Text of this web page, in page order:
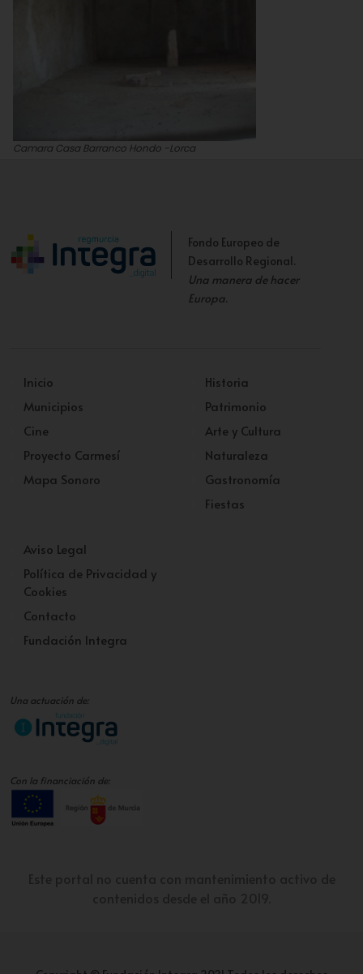
Camara Casa Barranco Hondo -Lorca
Fondo Europeo de
Desarrollo Regional.
Una manera de hacer
Europa.
Inicio
Municipios
Cine
Proyecto Carmesí
Mapa Sonoro
Historia
Patrimonio
Arte y Cultura
Naturaleza
Gastronomía
Fiestas
Aviso Legal
Política de Privacidad y
Cookies
Contacto
Fundación Integra
Una actuación de:
Con la financiación de: